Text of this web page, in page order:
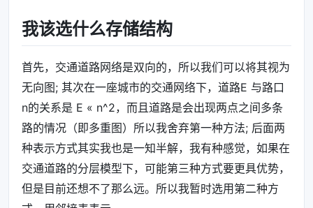
我该选什么存储结构
首先，交通道路网络是双向的，所以我们可以将其视为
无向图; 其次在一座城市的交通网络下，道路E 与路口
n的关系是 E « n^2，而且道路是会出现两点之间多条
路的情况（即多重图）所以我舍弃第一种方法; 后面两
种表示方式其实我也是一知半解，我有种感觉，如果在
交通道路的分层模型下，可能第三种方式要更具优势，
但是目前还想不了那么远。所以我暂时选用第二种方